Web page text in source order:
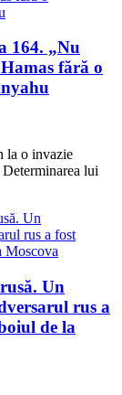
164. „Nu
fără o
la o invazie
Determinarea lui
Un
rus a
de la